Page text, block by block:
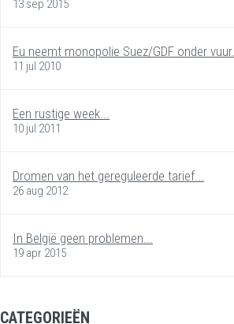
13 sep 2015
Eu neemt monopolie Suez/GDF onder vuur...
11 jul 2010
Een rustige week...
10 jul 2011
Dromen van het gereguleerde tarief...
26 aug 2012
In België geen problemen...
19 apr 2015
CATEGORIEËN